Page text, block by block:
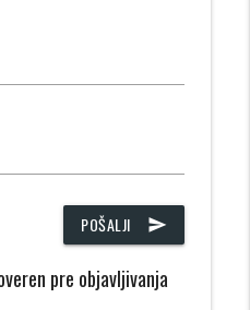
POŠALJI send
pre objavljivanja